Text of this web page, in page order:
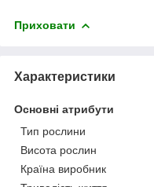
Приховати
Характеристики
Основні атрибути
Тип рослини
Висота рослин
Країна виробник